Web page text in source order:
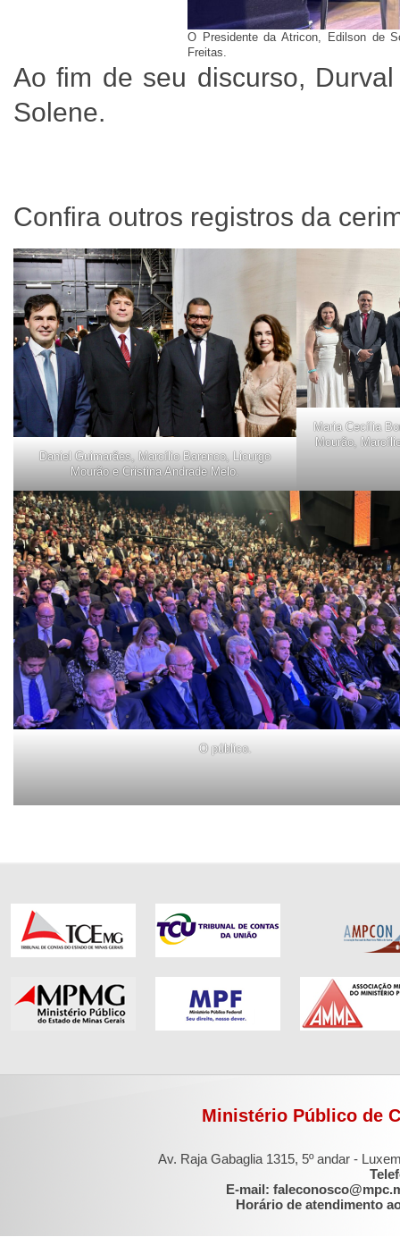
O Presidente da Atricon, Edilson de
Freitas.
Ao fim de seu discurso,
Solene.
Confira outros registros da
Daniel Guimarães, Marcílio Barenco, Licurgo
Mourão e Cristina Andrade Melo.
Maria Cecília
Mourão,
O público.
Ministério Público de
Av. Raja Gabaglia 1315, 5º andar -
E-mail:
Horário de atendimento